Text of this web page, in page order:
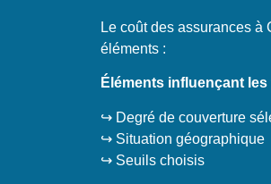
Le coût des assurances
éléments :
Éléments influençant
↪️ Degré de couverture
↪️ Situation géographique
↪️ Seuils choisis